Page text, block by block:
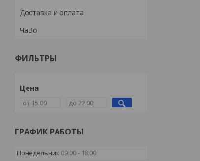
Доставка и оплата
ЧаВо
ФИЛЬТРЫ
Цена
ГРАФИК РАБОТЫ
Понедельник 09:00
18:00